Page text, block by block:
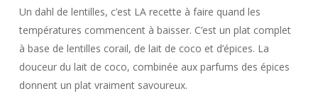
Un dahl de lentilles, c’est LA recette à faire quand les
températures commencent à baisser. C’est un plat complet
à base de lentilles corail, de lait de coco et d’épices. La
douceur du lait de coco, combinée aux parfums des épices
donnent un plat vraiment savoureux.